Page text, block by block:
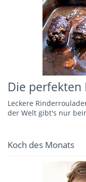
Die perfekten
Leckere
der Welt gibt's nur
Koch des Monats